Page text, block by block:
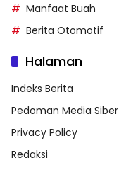
Manfaat Buah
Berita Otomotif
Halaman
Indeks Berita
Pedoman Media Siber
Privacy Policy
Redaksi